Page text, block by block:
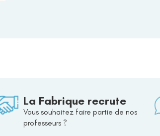
La Fabrique recrute
Vous souhaitez faire partie de nos
professeurs ?